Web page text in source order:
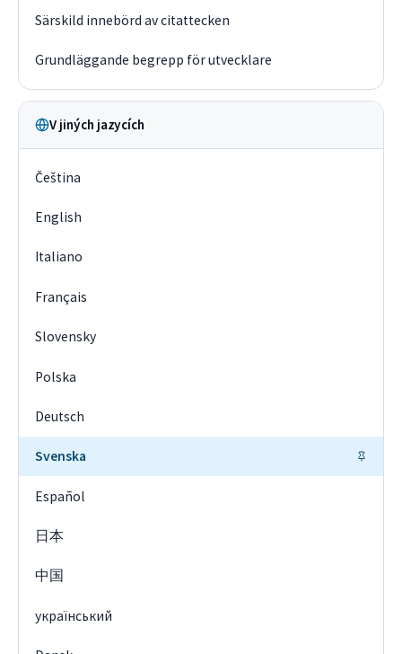
Särskild innebörd av citattecken
Grundläggande begrepp för utvecklare
V jiných jazycích
Čeština
English
Italiano
Français
Slovensky
Polska
Deutsch
Svenska
Español
日本
中国
український